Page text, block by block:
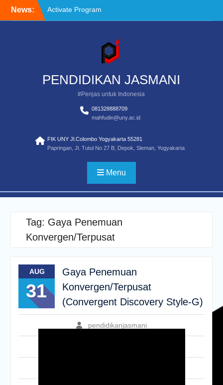
News:
Activate Program
Definisi Penilaian Untuk
Standar Pendidikan Guru
PENDIDIKAN JASMANI
#Penjas untuk Indonesia
081328888709
mahfudin@uny.ac.id
FIK UNY Jl.Colombo Yogyakarta 55281
Papringan, Jl. Tutul No 27 B, Depok, Sleman, Yogyakarta
Menu
Tag: Gaya Penemuan
Konvergen/Terpusat
AUG
31
Gaya Penemuan
Konvergen/Terpusat
(Convergent Discovery Style-G)
pendidikanjasmani